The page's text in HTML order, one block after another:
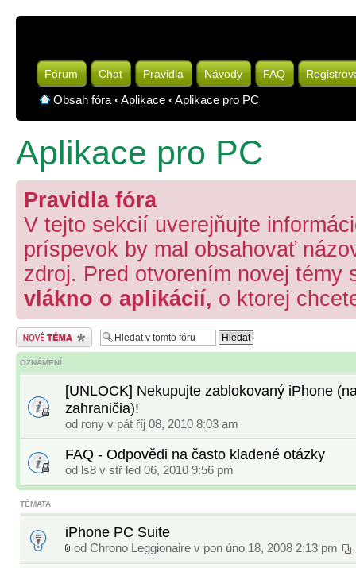
Fórum Chat Pravidla Návody FAQ
Obsah fóra ‹Aplikace ‹Aplikace pro PC
Aplikace pro PC
Pravidla fóra
V tejto sekcií uverejňujte
príspevok by mal obsahovať
zdroj. Pred otvorením novej témy
vlákno o aplikácií, o ktorej
Odeslat nové téma
OZNÁMENÍ
[UNLOCK] Nekupujte zablokovaný iPhone
zahraničia)!
od rony v pát říj 08, 2010 8:03 am
FAQ - Odpovědi na často kladené otázky
od ls8 v stř led 06, 2010 9:56 pm
TÉMATA
iPhone PC Suite
od Chrono Leggionaire v pon úno 18, 2008 2:13 pm